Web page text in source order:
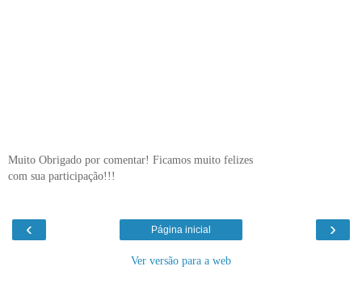
Muito Obrigado por comentar! Ficamos muito felizes
com sua participação!!!
‹ ›
Página inicial
Ver versão para a web